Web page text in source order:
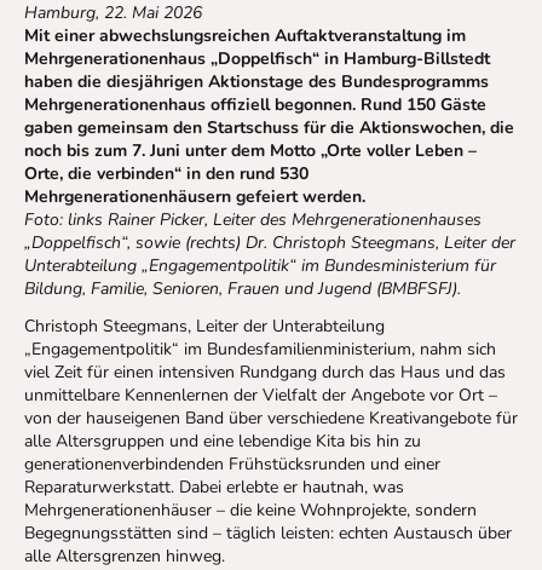
Hamburg, 22. Mai 2026
Mit einer abwechslungsreichen Auftaktveranstaltung im
Mehrgenerationenhaus „Doppelfisch“ in Hamburg-Billstedt
haben die diesjährigen Aktionstage des Bundesprogramms
Mehrgenerationenhaus offiziell begonnen. Rund 150 Gäste
gaben gemeinsam den Startschuss für die Aktionswochen, die
noch bis zum 7. Juni unter dem Motto „Orte voller Leben –
Orte, die verbinden“ in den rund 530
Mehrgenerationenhäusern gefeiert werden.
Foto: links Rainer Picker, Leiter des Mehrgenerationenhauses
„Doppelfisch“, sowie (rechts) Dr. Christoph Steegmans, Leiter der
Unterabteilung „Engagementpolitik“ im Bundesministerium für
Bildung, Familie, Senioren, Frauen und Jugend (BMBFSFJ).
Christoph Steegmans, Leiter der Unterabteilung
„Engagementpolitik“ im Bundesfamilienministerium, nahm sich
viel Zeit für einen intensiven Rundgang durch das Haus und das
unmittelbare Kennenlernen der Vielfalt der Angebote vor Ort –
von der hauseigenen Band über verschiedene Kreativangebote für
alle Altersgruppen und eine lebendige Kita bis hin zu
generationenverbindenden Frühstücksrunden und einer
Reparaturwerkstatt. Dabei erlebte er hautnah, was
Mehrgenerationenhäuser – die keine Wohnprojekte, sondern
Begegnungsstätten sind – täglich leisten: echten Austausch über
alle Altersgrenzen hinweg.